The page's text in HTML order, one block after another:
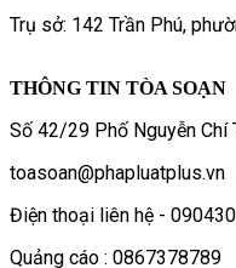
Trụ sở: 142 Trần Phú,
THÔNG TIN TÒA SOẠN
Số 42/29 Phố Nguyễn Chí
toasoan@phapluatplus.vn
Điện thoại liên hệ -
Quảng cáo : 0867378789